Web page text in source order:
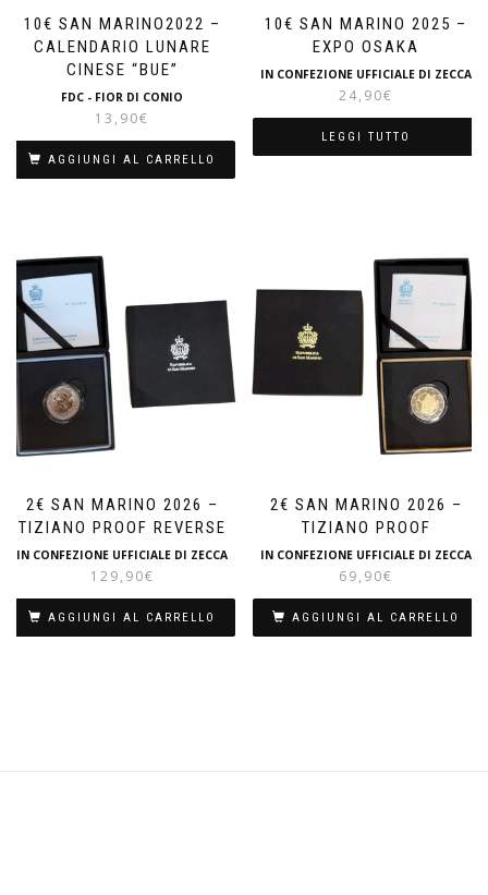
10€ SAN MARINO2022 –
CALENDARIO LUNARE
CINESE “BUE”
FDC - FIOR DI CONIO
13,90€
AGGIUNGI AL CARRELLO
10€ SAN MARINO 2025 –
EXPO OSAKA
IN CONFEZIONE UFFICIALE DI ZECCA
24,90€
LEGGI TUTTO
2€ SAN MARINO 2026 –
TIZIANO PROOF REVERSE
IN CONFEZIONE UFFICIALE DI ZECCA
129,90€
AGGIUNGI AL CARRELLO
2€ SAN MARINO 2026 –
TIZIANO PROOF
IN CONFEZIONE UFFICIALE DI ZECCA
69,90€
AGGIUNGI AL CARRELLO